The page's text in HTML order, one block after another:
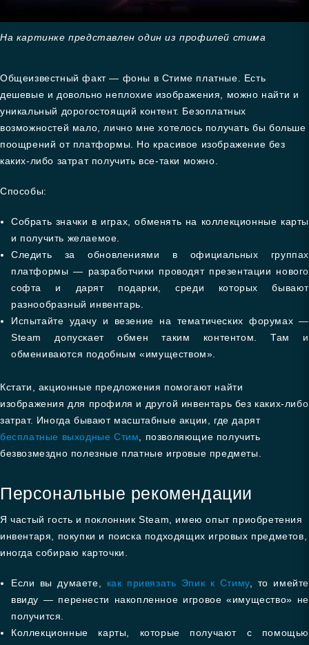
На картинке представлен один из профилей стима
Общеизвестный факт — фоны в Стиме платные. Есть
дешевые и довольно неплохие изображения, можно найти и
уникальный дорогостоящий контент. Безоплатных
возможностей мало, лично мне хотелось получать бы больше
поощрений от платформы. Но красивое изображение без
каких-либо затрат получить все-таки можно.
Способы:
Собрать значки в играх, обменять на коллекционные карты
и получить желаемое.
Следить за обновлениями в официальных группах
платформы — разработчики проводят презентации нового
софта и дарят подарки, среди которых бывают
разнообразный инвентарь.
Испытайте удачу и везение на тематических форумах —
Steam допускает обмен таким контентом. Там и
обмениваются подобным «имуществом».
Кстати, акционные предложения помогают найти
изображения для профиля и другой инвентарь без каких-либо
затрат. Иногда бывают масштабные акции, где дарят
бесплатные выходные Стим , позволяющие получить
безвозмездно полезные платные игровые предметы.
Персональные рекомендации
Я частый гость и поклонник Steam, имею опыт приобретения
инвентаря, покупки и поиска подходящих игровых предметов,
иногда собираю карточки.
Если вы думаете, как привязать Эпик к Стиму, то имейте
ввиду — перенести накопленное игровое «имущество» не
получится.
Коллекционные карты, которые получают с помощью